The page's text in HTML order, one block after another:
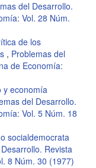
del Desarrollo.
Vol. 28 Núm.
de los
, Problemas del
de Economía:
y economía
del Desarrollo.
Vol. 5 Núm. 18
socialdemocrata
Revista
8 Núm. 30 (1977)